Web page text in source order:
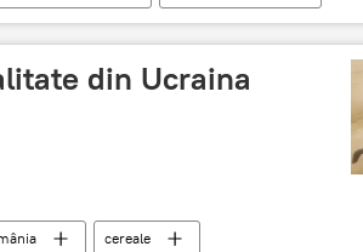
din Ucraina
cereale